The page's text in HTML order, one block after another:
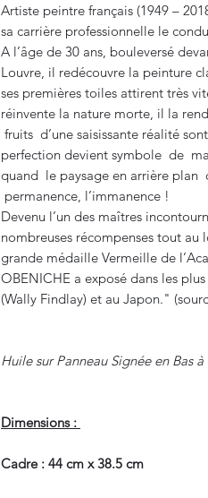
Artiste peintre français (1949 –
sa carrière professionnelle le
A l’âge de 30 ans, bouleversé
Louvre, il redécouvre la peinture
ses premières toiles attirent très
réinvente la nature morte, il la
fruits d’une saisissante réalité
perfection devient symbole de
quand le paysage en arrière plan
permanence, l’immanence !
Devenu l’un des maîtres
nombreuses récompenses tout
grande médaille Vermeille de
OBENICHE a exposé dans les
(Wally Findlay) et au Japon."
Huile sur Panneau Signée en Bas
Dimensions :
Cadre : 44 cm x 38.5 cm